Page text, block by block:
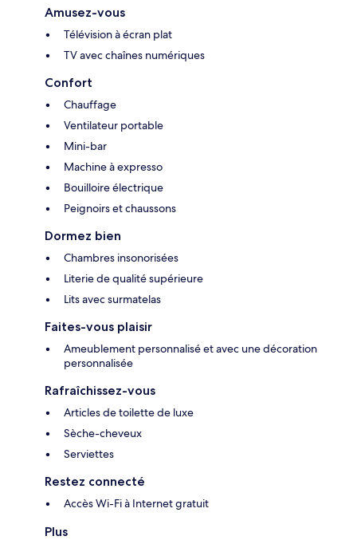
Amusez-vous
Télévision à écran plat
TV avec chaînes numériques
Confort
Chauffage
Ventilateur portable
Mini-bar
Machine à expresso
Bouilloire électrique
Peignoirs et chaussons
Dormez bien
Chambres insonorisées
Literie de qualité supérieure
Lits avec surmatelas
Faites-vous plaisir
Ameublement personnalisé et avec une décoration
personnalisée
Rafraîchissez-vous
Articles de toilette de luxe
Sèche-cheveux
Serviettes
Restez connecté
Accès Wi-Fi à Internet gratuit
Plus